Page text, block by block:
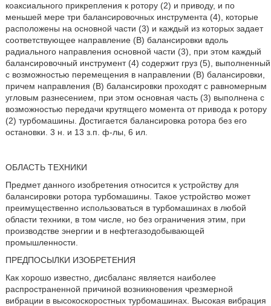
коаксиального прикрепления к ротору (2) и приводу, и по
меньшей мере три балансировочных инструмента (4), которые
расположены на основной части (3) и каждый из которых задает
соответствующее направление (В) балансировки вдоль
радиального направления основной части (3), при этом каждый
балансировочный инструмент (4) содержит груз (5), выполненный
с возможностью перемещения в направлении (В) балансировки,
причем направления (В) балансировки проходят с равномерным
угловым разнесением, при этом основная часть (3) выполнена с
возможностью передачи крутящего момента от привода к ротору
(2) турбомашины. Достигается балансировка ротора без его
остановки. 3 н. и 13 з.п. ф-лы, 6 ил.
ОБЛАСТЬ ТЕХНИКИ
Предмет данного изобретения относится к устройству для
балансировки ротора турбомашины. Такое устройство может
преимущественно использоваться в турбомашинах в любой
области техники, в том числе, но без ограничения этим, при
производстве энергии и в нефтегазодобывающей
промышленности.
ПРЕДПОСЫЛКИ ИЗОБРЕТЕНИЯ
Как хорошо известно, дисбаланс является наиболее
распространенной причиной возникновения чрезмерной
вибрации в высокоскоростных турбомашинах. Высокая вибрация